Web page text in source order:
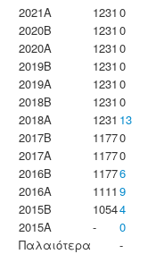
2021A
1231 0
2020B
1231 0
2020A
1231 0
2019B
1231 0
2019A
1231 0
2018B
1231 0
2018A
1231 13
2017B
11770
2017A
11770
2016B
11776
2016A
1111 9
2015B
10544
2015A
-
0
Παλαιότερα
-